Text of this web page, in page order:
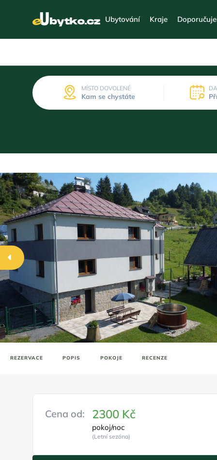
Ubytování Kraje
MÍSTO DOVOLENÉ
Kam se chystáte
REZERVACE POPIS POKOJE RECENZE
Cena od: 2300 Kč
pokoj/noc
(Letní sezóna)